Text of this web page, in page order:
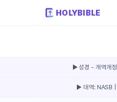
HOLYBIBLE
▶ 성경 -개역개정
▶ 대역: NASB